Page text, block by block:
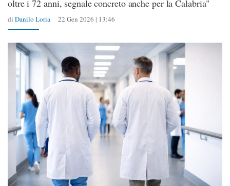
oltre i 72 anni, segnale concreto anche per la Calabria"
di Danilo Loria 22 Gen 2026 | 13:46